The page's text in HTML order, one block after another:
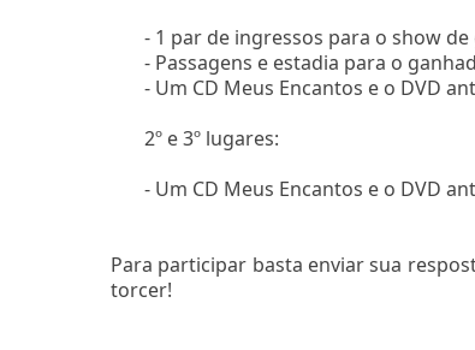
- 1 par de ingressos para o show
- Passagens e estadia para o
- Um CD Meus Encantos e o DVD
2º e 3º lugares:
- Um CD Meus Encantos e o DVD
Para participar basta enviar sua
torcer!